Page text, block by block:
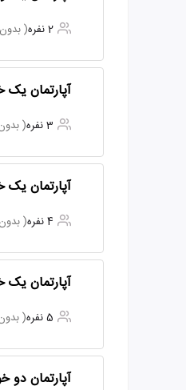
2 نفره (
آپارتمان
3 نفره (
آپارتمان یک
4 نفره (
آپارتمان
5 نفره (
آپارتمان